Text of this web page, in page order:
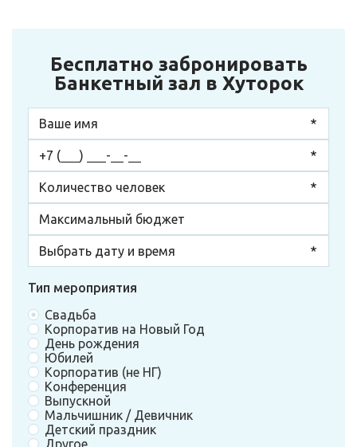
Бесплатно забронировать
Банкетный зал в Хуторок
Тип мероприятия
Свадьба
Корпоратив на Новый Год
День рождения
Юбилей
Корпоратив (не НГ)
Конференция
Выпускной
Мальчишник / Девичник
Детский праздник
Другое